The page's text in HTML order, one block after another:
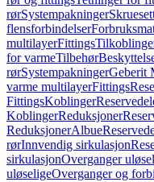
rørSystempakninger
flensforbindelser
multilayerFittings
for varmeTilbehør
rørSystempakningerGeberit
varme multilayerFittings
FittingsKoblinger
KoblingerReduksjoner
ReduksjonerAlbue
rørInnvendig sirkulasjon
sirkulasjonOverganger
uløseligeOverganger og